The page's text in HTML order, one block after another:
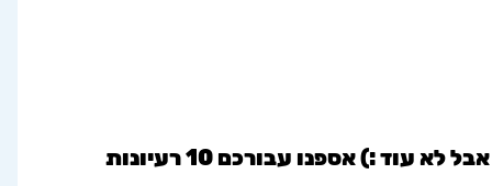
אבל לא עוד :) אספנו עבורכם 10 רעיונות